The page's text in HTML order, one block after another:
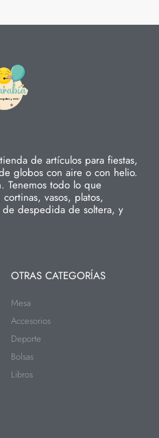
de artículos para fiestas,
globos con aire o con helio.
Tenemos todo lo que
vasos, platos,
de despedida de soltera, y
OTRAS CATEGORÍAS
Mesa
Accesorios
Deporte
Bolsas
Libros